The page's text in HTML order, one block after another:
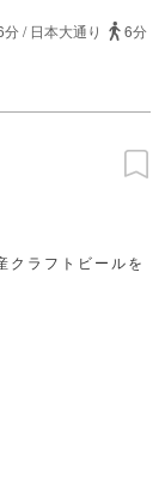
分/ 日本大通り
6分
ラフトビールを